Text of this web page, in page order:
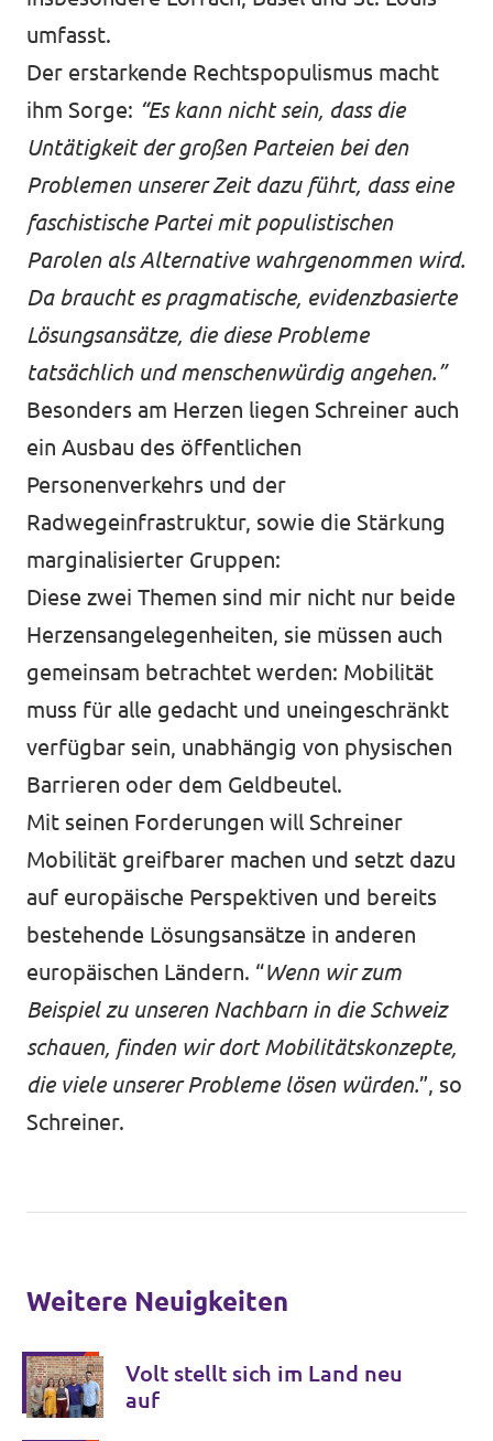
umfasst.
Der erstarkende Rechtspopulismus macht
ihm Sorge: “Es kann nicht sein, dass die
Untätigkeit der großen Parteien bei den
Problemen unserer Zeit dazu führt, dass eine
faschistische Partei mit populistischen
Parolen als Alternative wahrgenommen wird.
Da braucht es pragmatische, evidenzbasierte
Lösungsansätze, die diese Probleme
tatsächlich und menschenwürdig angehen.”
Besonders am Herzen liegen Schreiner auch
ein Ausbau des öffentlichen
Personenverkehrs und der
Radwegeinfrastruktur, sowie die Stärkung
marginalisierter Gruppen:
Diese zwei Themen sind mir nicht nur beide
Herzensangelegenheiten, sie müssen auch
gemeinsam betrachtet werden: Mobilität
muss für alle gedacht und uneingeschränkt
verfügbar sein, unabhängig von physischen
Barrieren oder dem Geldbeutel.
Mit seinen Forderungen will Schreiner
Mobilität greifbarer machen und setzt dazu
auf europäische Perspektiven und bereits
bestehende Lösungsansätze in anderen
europäischen Ländern. “Wenn wir zum
Beispiel zu unseren Nachbarn in die Schweiz
schauen, finden wir dort Mobilitätskonzepte,
die viele unserer Probleme lösen würden.”, so
Schreiner.
Weitere Neuigkeiten
Volt stellt sich im Land neu
auf